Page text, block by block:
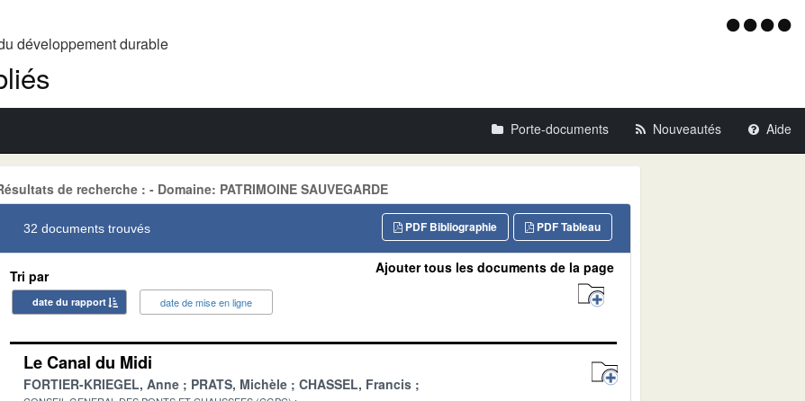
développement durable Menu
Porte-documents Nouveautés Aide
de recherche : - Domaine: PATRIMOINE SAUVEGARDE
32 documents trouvés PDF Tableau
PDF Bibliographie
Tri par
date du rapport date de mise en ligne
Ajouter tous les documents de la page
Le Canal du Midi
FORTIER-KRIEGEL, Anne PRATS, Michèle CHASSEL, Francis